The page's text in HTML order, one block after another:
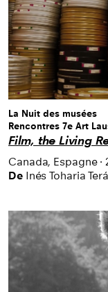
La Nuit des musées
Rencontres 7e Art
Film, the Living
Canada, Espagne·
De Inés Toharia